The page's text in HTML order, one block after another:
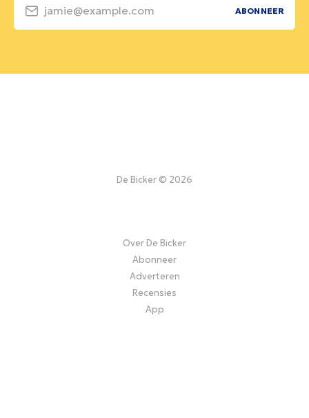
jamie@example.com ABONNEER
De Bicker © 2026
Over De Bicker
Abonneer
Adverteren
Recensies
App